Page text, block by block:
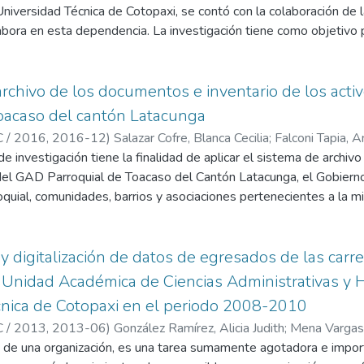
Técnica de Cotopaxi, se contó con la colaboración
en esta dependencia. La investigación tiene como objetivo
ha pasado de ser un archivo académico estudiantil a ser
control, expuesto a amenazas e inseguridades, creando
de requerir un documento de estudiantes de años
importante y la más grande de la Universidad por la cantidad
esta necesidad se procedió aplicar una adecuada organización
ayudando a todo el personal administrativo a
desenvolvimiento del departamento y de la misma unidad
y el compromiso permanente de quienes conforman el
de los documentos e inventario de los
del cantón Latacunga
/ 2016, 2016-12) Salazar Cofre, Blanca Cecilia; Falconi Tapia,
investigación tiene la finalidad de aplicar el sistema de
GAD Parroquial de Toacaso del Cantón Latacunga, el
comunidades, barrios y asociaciones pertenecientes a la
diarias que se logró determinar mediante la
La presente tesis desarrollo la organización y
el trabajo de investigación a permitido clasificar,
de la misma manera facilitara al personal
la calidad del servicio en la institución pública y
de estas dependencias. Lo que tiene que ver con el
base de las disposiciones dadas por la Contraloría General
digitalización de datos de egresados de las
Académica de Ciencias Administrativas y
de Cotopaxi en el periodo 2008-2010
/ 2013, 2013-06) González Ramírez, Alicia Judith; Mena
una organización, es una tarea sumamente agotadora e